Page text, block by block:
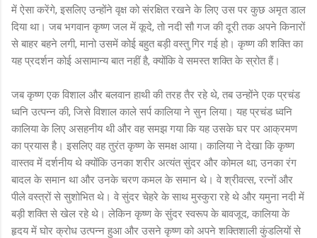
में ऐसा करेंगे, इसलिए उन्होंने वृक्ष को संरक्षित रखने के लिए उस पर कुछ अमृत डाल
दिया था। जब भगवान कृष्ण जल में कूदे, तो नदी सौ गज की दूरी तक अपने किनारों
से बाहर बहने लगी, मानो उसमें कोई बहुत बड़ी वस्तु गिर गई हो। कृष्ण की शक्ति का
यह प्रदर्शन कोई असामान्य बात नहीं है, क्योंकि वे समस्त शक्ति के स्रोत हैं।
जब कृष्ण एक विशाल और बलवान हाथी की तरह तैर रहे थे, तब उन्होंने एक प्रचंड
ध्वनि उत्पन्न की, जिसे विशाल काले सर्प कालिया ने सुन लिया। यह प्रचंड ध्वनि
कालिया के लिए असहनीय थी और वह समझ गया कि यह उसके घर पर आक्रमण
का प्रयास है। इसलिए वह तुरंत कृष्ण के समक्ष आया। कालिया ने देखा कि कृष्ण
वास्तव में दर्शनीय थे क्योंकि उनका शरीर अत्यंत सुंदर और कोमल था; उनका रंग
बादल के समान था और उनके चरण कमल के समान थे। वे श्रीवत्स, रत्नों और
पीले वस्त्रों से सुशोभित थे। वे सुंदर चेहरे के साथ मुस्कुरा रहे थे और यमुना नदी में
बड़ी शक्ति से खेल रहे थे। लेकिन कृष्ण के सुंदर स्वरूप के बावजूद, कालिया के
हृदय में घोर क्रोध उत्पन्न हुआ और उसने कृष्ण को अपने शक्तिशाली कुंडलियों से